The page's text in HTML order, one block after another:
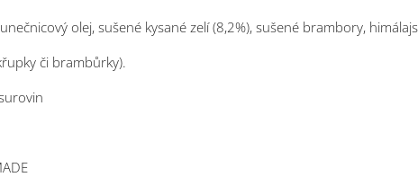
olej, sušené kysané zelí (8,2%), sušené brambory,
či brambůrky).